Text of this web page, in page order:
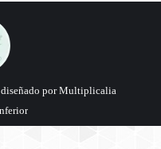
por Multiplicalia